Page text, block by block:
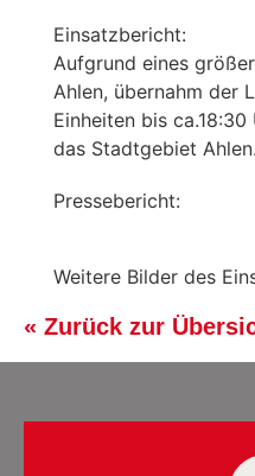
Einsatzbericht:
Aufgrund eines
Ahlen, übernahm der
Einheiten bis
das Stadtgebiet Ahlen.
Pressebericht:
Weitere Bilder des
« Zurück zur